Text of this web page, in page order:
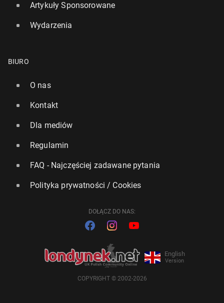
Artykuły Sponsorowane
Wydarzenia
BIURO
O nas
Kontakt
Dla mediów
Regulamin
FAQ - Najczęściej zadawane pytania
Polityka prywatności / Cookies
DOŁĄCZ DO NAS:
English
Version
COPYRIGHT © 2002-2026